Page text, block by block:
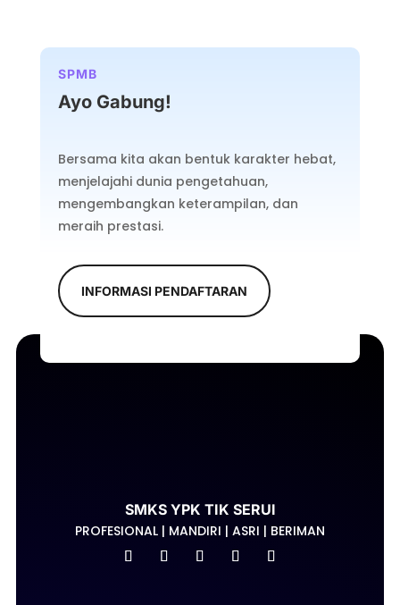
SPMB
Ayo Gabung!
Bersama kita akan bentuk karakter hebat,
menjelajahi dunia pengetahuan,
mengembangkan keterampilan, dan
meraih prestasi.
INFORMASI PENDAFTARAN
SMKS YPK TIK SERUI
PROFESIONAL | MANDIRI | ASRI | BERIMAN